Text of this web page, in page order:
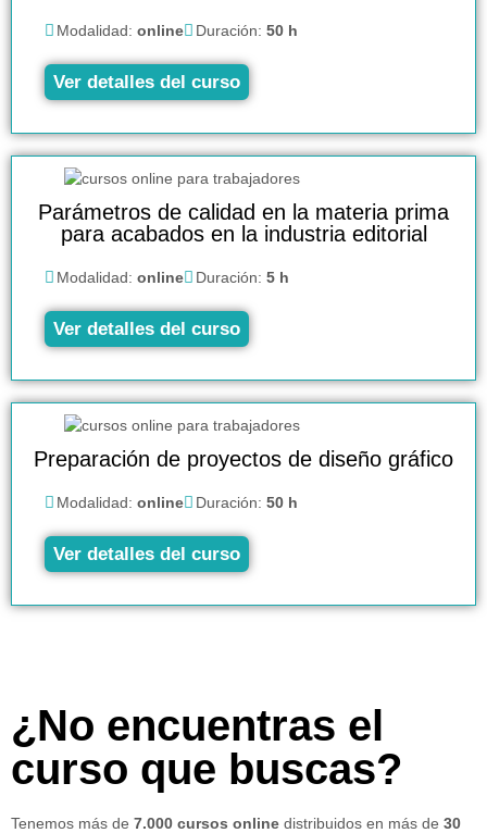
Modalidad: online Duración: 50 h
Ver detalles del curso
Parámetros de calidad en la materia prima
para acabados en la industria editorial
Modalidad: online Duración: 5 h
Ver detalles del curso
Preparación de proyectos de diseño gráfico
Modalidad: online Duración: 50 h
Ver detalles del curso
¿No encuentras el
curso que buscas?
Tenemos más de 7.000 cursos online distribuidos en más de 30